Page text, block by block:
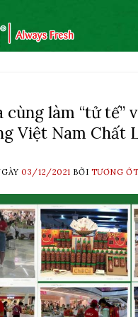
cùng làm “tử tế”
Việt Nam Chất
03/12/2021 BỞI TƯƠNG